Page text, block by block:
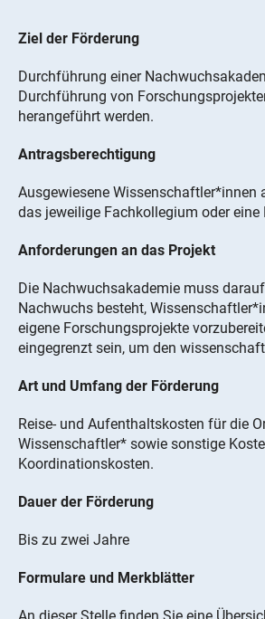
Ziel der Förderung
Durchführung einer
Durchführung von
herangeführt werden.
Antragsberechtigung
Ausgewiesene
das jeweilige Fachkollegium oder
Anforderungen an das Projekt
Die Nachwuchsakademie muss
Nachwuchs besteht,
eigene Forschungsprojekte
eingegrenzt sein, um den
Art und Umfang der Förderung
Reise- und Aufenthaltskosten für die
Wissenschaftler* sowie sonstige
Koordinationskosten.
Dauer der Förderung
Bis zu zwei Jahre
Formulare und Merkblätter